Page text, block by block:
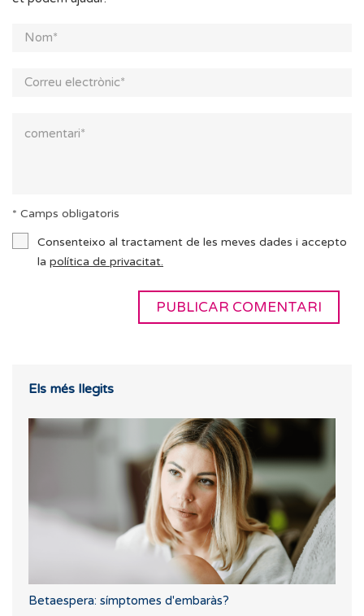
* Camps obligatoris
Consenteixo al tractament de les meves dades i accepto
la política de privacitat.
Els més llegits
Betaespera: símptomes d'embaràs?